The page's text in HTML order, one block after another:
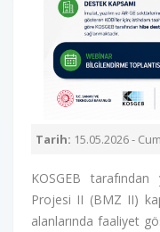
Tarih: 15.05.2026 -
KOSGEB
Projesi II (BMZ II)
alanlarında faaliyet